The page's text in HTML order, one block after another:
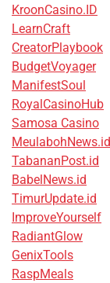
KroonCasino.ID
LearnCraft
CreatorPlaybook
BudgetVoyager
ManifestSoul
RoyalCasinoHub
Samosa Casino
MeulabohNews.id
TabananPost.id
BabelNews.id
TimurUpdate.id
ImproveYourself
RadiantGlow
GenixTools
RaspMeals